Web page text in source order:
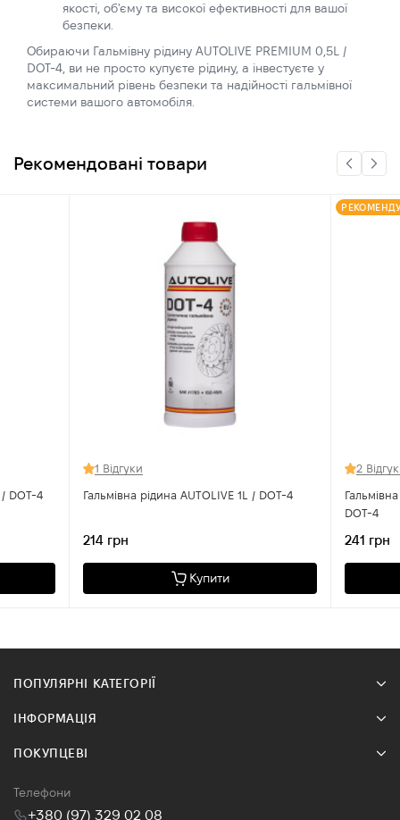
якості, об'єму та високої ефективності для вашої
безпеки.
Обираючи Гальмівну рідину AUTOLIVE PREMIUM 0,5L /
DOT-4, ви не просто купуєте рідину, а інвестуєте у
максимальний рівень безпеки та надійності гальмівної
системи вашого автомобіля.
Рекомендовані товари
Гальмівна рідина AUTOLIVE 0,4L / DOT-4
1 Відгуки
Гальмівна рідина AUTOLIVE 1L / DOT-4
214 грн
Купити
2
DOT-4
241 грн
ПОПУЛЯРНІ КАТЕГОРІЇ
ІНФОРМАЦІЯ
ПОКУПЦЕВІ
Телефони
+380 (97) 329 02 08